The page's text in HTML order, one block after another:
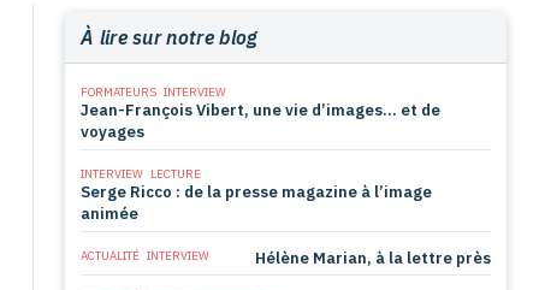
À lire sur notre blog
FORMATEURS INTERVIEW
Jean-François Vibert, une vie d’images… et de
voyages
INTERVIEW LECTURE
Serge Ricco : de la presse magazine à l’image
animée
ACTUALITÉ INTERVIEW Hélène Marian, à la lettre près